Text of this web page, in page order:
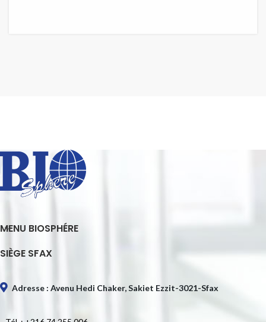
MENU BIOSPHÉRE
SIÈGE SFAX
Adresse : Avenu Hedi Chaker, Sakiet Ezzit-3021-Sfax